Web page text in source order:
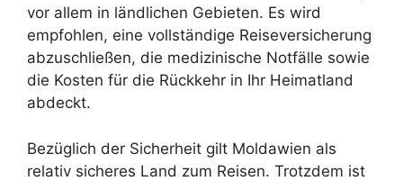
vor allem in ländlichen Gebieten. Es wird
empfohlen, eine vollständige Reiseversicherung
abzuschließen, die medizinische Notfälle sowie
die Kosten für die Rückkehr in Ihr Heimatland
abdeckt.
Bezüglich der Sicherheit gilt Moldawien als
relativ sicheres Land zum Reisen. Trotzdem ist